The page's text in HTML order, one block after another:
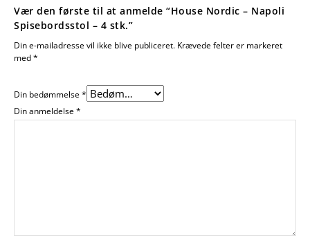
Vær den første til at anmelde “House Nordic – Napoli
Spisebordsstol – 4 stk.”
Din e-mailadresse vil ikke blive publiceret. Krævede felter er markeret
med*
Din bedømmelse*
Din anmeldelse*